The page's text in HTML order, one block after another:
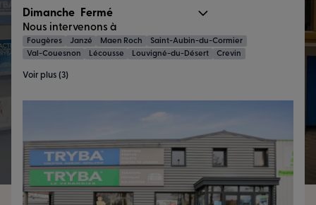
Dimanche
Fermé
Nous intervenons à
Fougères Janzé Maen Roch
Saint-Aubin-du-Cormier
Val-Couesnon
Lécousse Louvigné-du-Désert Crevin
Voir plus (3)